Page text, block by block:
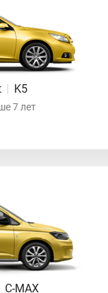
| K5
7 лет
C-MAX